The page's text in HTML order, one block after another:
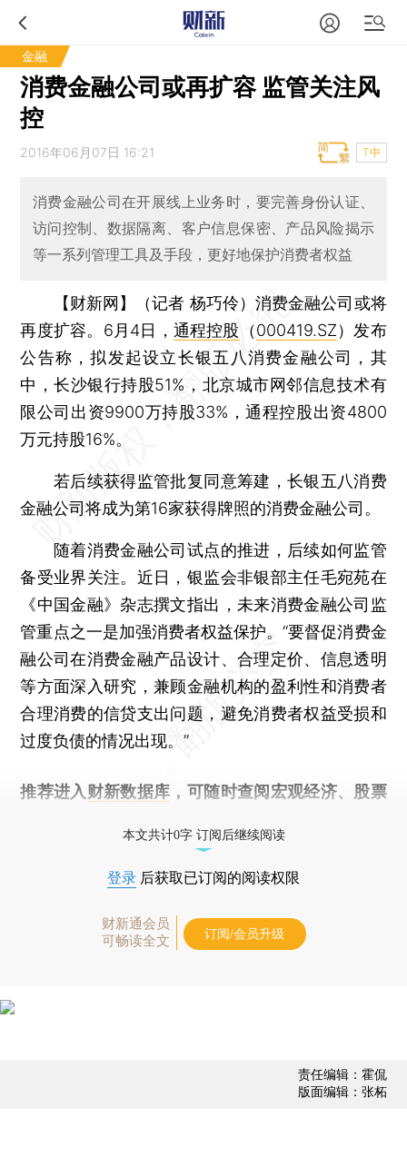
金融
消费金融公司或再扩容 监管关注风
控
2016年06月07日 16:21 T中
消费金融公司在开展线上业务时，要完善身份认证、
访问控制、数据隔离、客户信息保密、产品风险揭示
等一系列管理工具及手段，更好地保护消费者权益
【财新网】（记者 杨巧伶） 消费金融公司或将
再度扩容。6月4日， 通程控股 （000419.SZ）发布
公告称，拟发起设立长银五八消费金融公司，其
中，长沙银行持股51%，北京城市网邻信息技术有
限公司出资9900万持股33%，通程控股出资4800
万元持股16%。
若后续获得监管批复同意筹建，长银五八消费
金融公司将成为第16家获得牌照的消费金融公司。
随着消费金融公司试点的推进，后续如何监管
备受业界关注。近日，银监会非银部主任毛宛苑在
《中国金融》杂志撰文指出，未来消费金融公司监
管重点之一是加强消费者权益保护。“要督促消费金
融公司在消费金融产品设计、合理定价、信息透明
等方面深入研究，兼顾金融机构的盈利性和消费者
合理消费的信贷支出问题，避免消费者权益受损和
过度负债的情况出现。”
推荐进入 财新数据库 ，可随时查阅宏观经济、股票
本文共计0字 订阅后继续阅读
登录 后获取已订阅的阅读权限
财新通会员
可畅读全文
订阅/会员升级
责任编辑：霍侃
版面编辑：张柘